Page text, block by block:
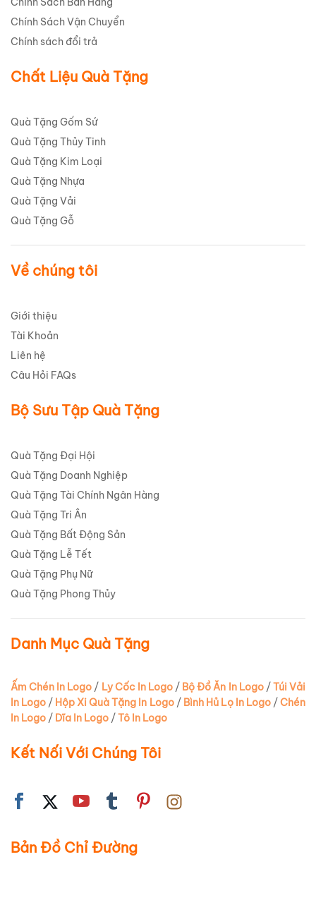
Chính Sách Vận Chuyển
Chính sách đổi trả
Chất Liệu Quà Tặng
Quà Tặng Gốm Sứ
Quà Tặng Thủy Tinh
Quà Tặng Kim Loại
Quà Tặng Nhựa
Quà Tặng Vải
Quà Tặng Gỗ
Về chúng tôi
Giới thiệu
Tài Khoản
Liên hệ
Câu Hỏi FAQs
Bộ Sưu Tập Quà Tặng
Quà Tặng Đại Hội
Quà Tặng Doanh Nghiệp
Quà Tặng Tài Chính Ngân Hàng
Quà Tặng Tri Ân
Quà Tặng Bất Động Sản
Quà Tặng Lễ Tết
Quà Tặng Phụ Nữ
Quà Tặng Phong Thủy
Danh Mục Quà Tặng
Ấm Chén In Logo / Ly Cốc In Logo/ Bộ Đồ Ăn In Logo/Túi Vải
In Logo / Hộp Xi Quà Tặng In Logo/ Bình Hủ Lọ In Logo/Chén
In Logo / Dĩa In Logo /Tô In Logo
Kết Nối Với Chúng Tôi
Bản Đồ Chỉ Đường